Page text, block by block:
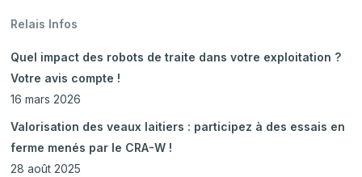
Relais Infos
Quel impact des robots de traite dans votre exploitation ?
Votre avis compte !
16 mars 2026
Valorisation des veaux laitiers : participez à des essais en
ferme menés par le CRA-W !
28 août 2025